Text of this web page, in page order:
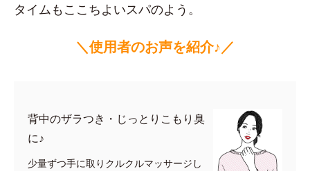
タイムもここちよいスパのよう。
＼使用者のお声を紹介♪／
背中のザラつき・じっとりこもり臭
に♪
少量ずつ手に取りクルクルマッサージし